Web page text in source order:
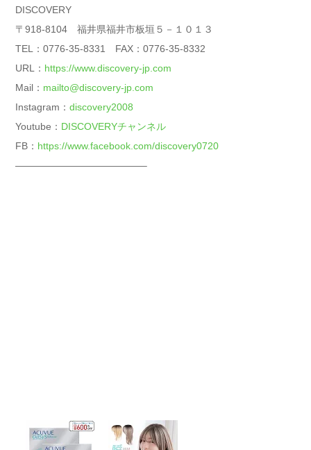
DISCOVERY
〒918-8104 福井県福井市板垣５－１０１３
TEL：0776-35-8331 FAX：0776-35-8332
URL： https://www.discovery-jp.com
Mail： mailto@discovery-jp.com
Instagram： discovery2008
Youtube： DISCOVERYチャンネル
FB： https://www.facebook.com/discovery0720
—————————————–